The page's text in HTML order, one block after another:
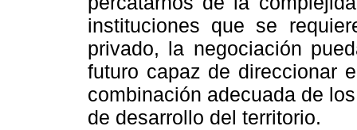
instituciones que se
privado, la negociación
futuro capaz de direccionar
combinación adecuada de
de desarrollo del territorio.